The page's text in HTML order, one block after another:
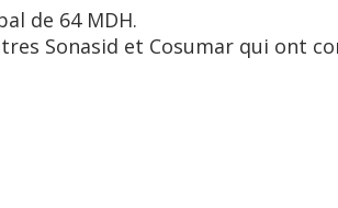
de 64 MDH.
Sonasid et Cosumar qui ont